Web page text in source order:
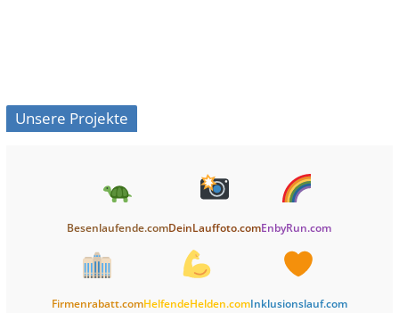
Unsere Projekte
Besenlaufende.comDeinLauffoto.comEnbyRun.com
Firmenrabatt.comHelfendeHelden.comInklusionslauf.com